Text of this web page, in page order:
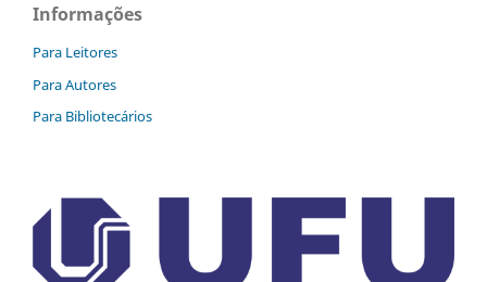
Informações
Para Leitores
Para Autores
Para Bibliotecários